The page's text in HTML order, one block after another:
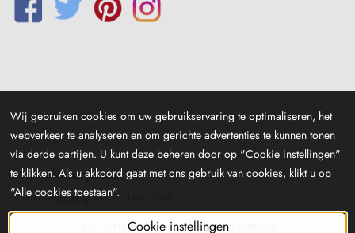
Gratis kleurplaat
Downloadhiergratis de kleurplaat
KvK: 09183029 - Btw: NL001833909N24
Wij gebruiken cookies om uw gebruikservaring te optimaliseren, het
webverkeer te analyseren en om gerichte advertenties te kunnen tonen
via derde partijen. U kunt deze beheren door op "Cookie instellingen"
te klikken. Als u akkoord gaat met ons gebruik van cookies, klikt u op
"Alle cookies toestaan".
Cookie instellingen